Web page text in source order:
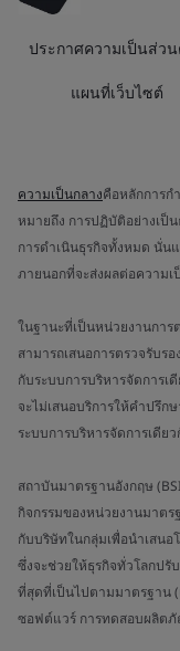
ประกาศความเป็นส่ว
แผนที่เว็บไซต์
ความเป็นกลางคือหลักการก
หมายถึง การปฏิบัติอย่างเป็
การดำเนินธุรกิจทั้งหมด นั่น
ภายนอกที่จะส่งผลต่อความเ
ในฐานะที่เป็นหน่วยงานการ
สามารถเสนอการตรวจรับร
กับระบบการบริหารจัดการเ
จะไม่เสนอบริการให้คำปรึก
ระบบการบริหารจัดการเดีย
สถาบันมาตรฐานอังกฤษ
กิจกรรมของหน่วยงานมาต
กับบริษัทในกลุ่มเพื่อนำเสนอ
ซึ่งจะช่วยให้ธุรกิจทั่วโลกป
ที่สุดที่เป็นไปตามมาตรฐาน (
ซอฟต์แวร์ การทดสอบผลิต